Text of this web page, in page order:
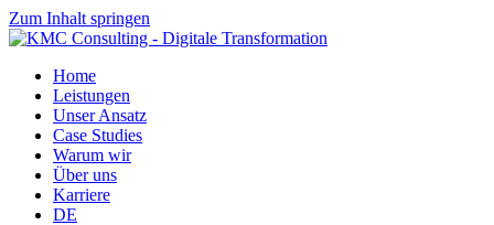
Zum Inhalt springen
Home
Leistungen
Unser Ansatz
Case Studies
Warum wir
Über uns
Karriere
DE